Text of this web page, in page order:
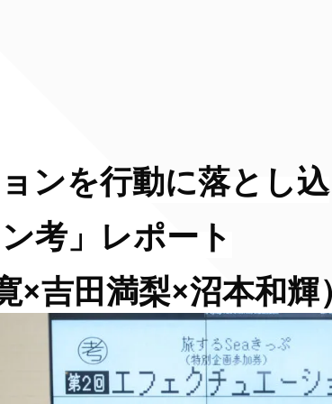
ンを行動に落とし込
考」レポート
×吉田満梨×沼本和輝